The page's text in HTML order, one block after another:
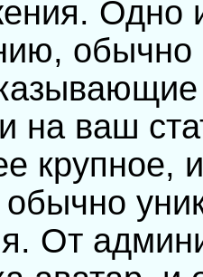
Одно
обычно
на ваш
крупное,
От